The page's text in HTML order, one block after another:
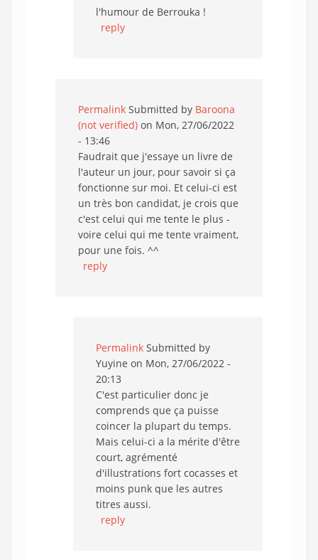
l'humour de Berrouka !
reply
Permalink Submitted by Baroona
(not verified) on Mon, 27/06/2022
- 13:46
Faudrait que j'essaye un livre de
l'auteur un jour, pour savoir si ça
fonctionne sur moi. Et celui-ci est
un très bon candidat, je crois que
c'est celui qui me tente le plus -
voire celui qui me tente vraiment,
pour une fois. ^^
reply
Permalink Submitted by
Yuyine on Mon, 27/06/2022 -
20:13
C'est particulier donc je
comprends que ça puisse
coincer la plupart du temps.
Mais celui-ci a la mérite d'être
court, agrémenté
d'illustrations fort cocasses et
moins punk que les autres
titres aussi.
reply